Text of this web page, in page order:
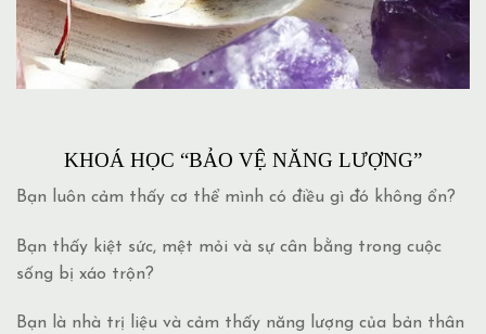
KHOÁ HỌC “BẢO VỆ NĂNG LƯỢNG”
Bạn luôn cảm thấy cơ thể mình có điều gì đó không ổn?
Bạn thấy kiệt sức, mệt mỏi và sự cân bằng trong cuộc
sống bị xáo trộn?
Bạn là nhà trị liệu và cảm thấy năng lượng của bản thân